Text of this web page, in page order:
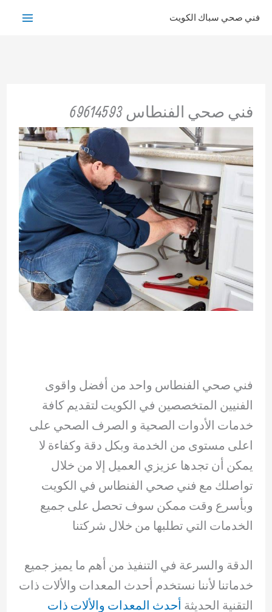
فني صحي سباك الكويت
فني صحي الفنطاس 69614593
فني صحي الفنطاس واحد من أفضل واقوى
الفنيين المتخصصين في الكويت لتقديم كافة
خدمات الأدوات الصحية و الصرف الصحي على
اعلى مستوى من الخدمة وبكل دقة وكفاءة لا
يمكن أن تجدها عزيزي العميل إلا من خلال
تواصلك مع فني صحي الفنطاس في الكويت
وبأسرع وقت ممكن سوف تحصل على جميع
الخدمات التي تطلبها من خلال شركتنا
الدقة والسرعة في التنفيذ من أهم ما يميز جميع
خدماتنا لأننا نستخدم أحدث المعدات والألات ذات
التقنية الحديثة أحدث المعدات والألات ذات